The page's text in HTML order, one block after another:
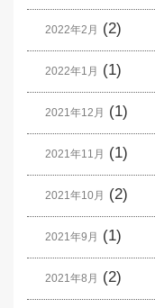
2022年2月 (2)
2022年1月 (1)
2021年12月 (1)
2021年11月 (1)
2021年10月 (2)
2021年9月 (1)
2021年8月 (2)